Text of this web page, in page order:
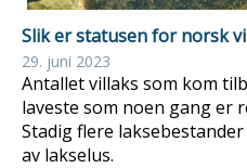
Slik er statusen for norsk
29. juni 2023
Antallet villaks som kom
laveste som noen gang er
Stadig flere
av lakselus.